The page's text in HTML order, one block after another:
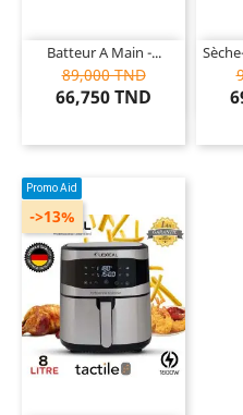
Batteur A Main -...
89,000 TND
66,750 TND
Promo Aid
->13%